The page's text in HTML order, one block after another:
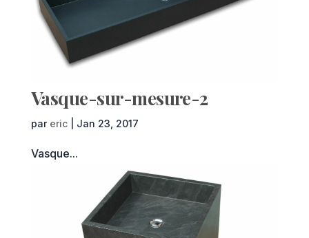
Vasque-sur-mesure-2
par eric| Jan 23, 2017
Vasque...